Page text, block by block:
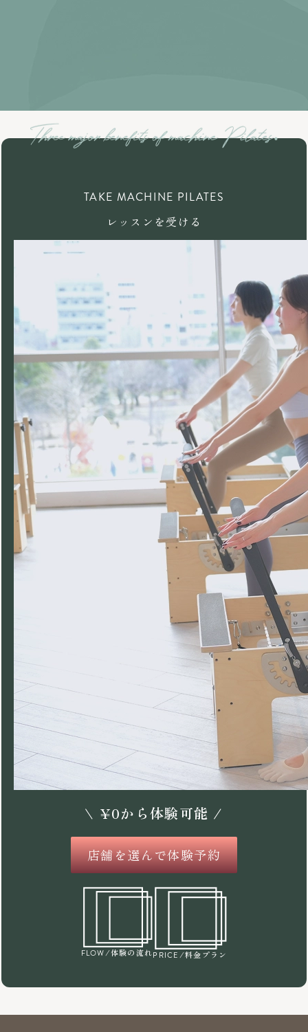
TAKE MACHINE PILATES
レッスンを受ける
\ ¥0から体験可能 /
店舗を選んで体験予約
FLOW /体験の流れPRICE /料金プラン